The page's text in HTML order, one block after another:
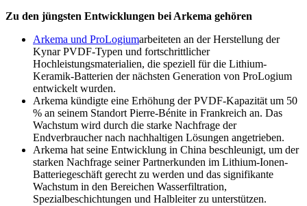
Zu den jüngsten Entwicklungen bei Arkema gehören
Arkema und ProLogiumarbeiteten an der Herstellung der
Kynar PVDF-Typen und fortschrittlicher
Hochleistungsmaterialien, die speziell für die Lithium-
Keramik-Batterien der nächsten Generation von ProLogium
entwickelt wurden.
Arkema kündigte eine Erhöhung der PVDF-Kapazität um 50
% an seinem Standort Pierre-Bénite in Frankreich an. Das
Wachstum wird durch die starke Nachfrage der
Endverbraucher nach nachhaltigen Lösungen angetrieben.
Arkema hat seine Entwicklung in China beschleunigt, um der
starken Nachfrage seiner Partnerkunden im Lithium-Ionen-
Batteriegeschäft gerecht zu werden und das signifikante
Wachstum in den Bereichen Wasserfiltration,
Spezialbeschichtungen und Halbleiter zu unterstützen.